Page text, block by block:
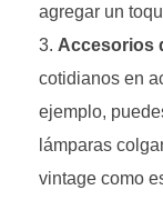
agregar un
Accesorios
cotidianos en
ejemplo,
lámparas
vintage como